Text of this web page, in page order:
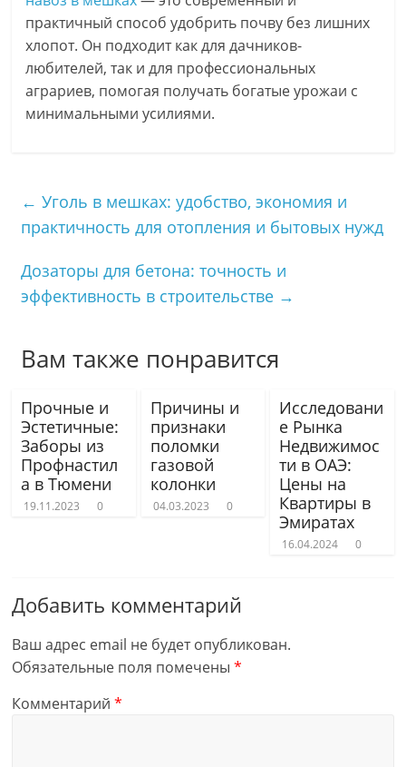
практичный способ удобрить почву без лишних
хлопот. Он подходит как для дачников-
любителей, так и для профессиональных
аграриев, помогая получать богатые урожаи с
минимальными усилиями.
← Уголь в мешках: удобство, экономия и
практичность для отопления и бытовых нужд
Дозаторы для бетона: точность и
эффективность в строительстве →
Вам также понравится
Прочные и
Эстетичные:
Заборы из
Профнастил
а в Тюмени
19.11.2023 0
Причины и
признаки
поломки
газовой
колонки
04.03.2023 0
Исследовани
е Рынка
Недвижимос
ти в ОАЭ:
Цены на
Квартиры в
Эмиратах
16.04.2024 0
Добавить комментарий
Ваш адрес email не будет опубликован.
Обязательные поля помечены*
Комментарий*